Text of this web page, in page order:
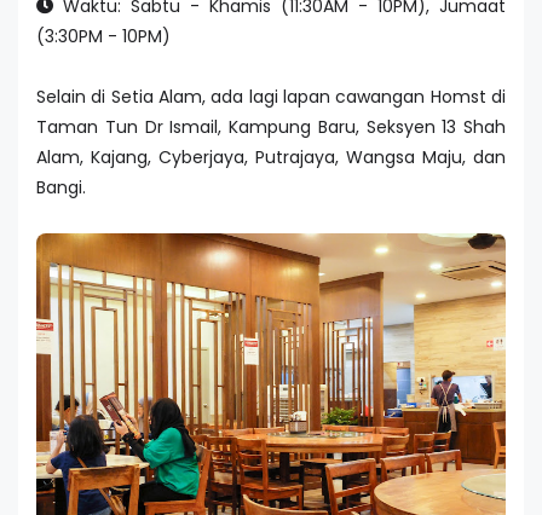
Waktu: Sabtu - Khamis (11:30AM - 10PM), Jumaat
(3:30PM - 10PM)
Selain di Setia Alam, ada lagi lapan cawangan Homst di
Taman Tun Dr Ismail, Kampung Baru, Seksyen 13 Shah
Alam, Kajang, Cyberjaya, Putrajaya, Wangsa Maju, dan
Bangi.